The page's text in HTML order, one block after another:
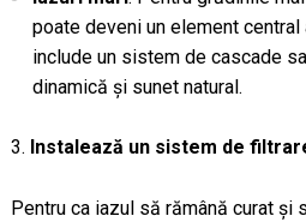
poate deveni un element
include un sistem de cascade
dinamică și sunet natural.
Instalează un sistem de
Pentru ca iazul să rămână curat